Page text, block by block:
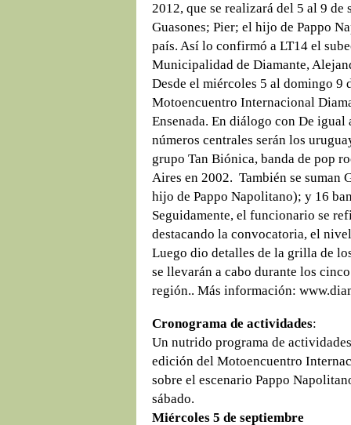
2012, que se realizará del 5 al 9 de
Guasones; Pier; el hijo de Pappo
país. Así lo confirmó a LT14 el
Municipalidad de Diamante,
Desde el miércoles 5 al domingo 9
Motoencuentro Internacional
Ensenada. En diálogo con De
números centrales serán los
grupo Tan Biónica, banda de pop
Aires en 2002. También se suman
hijo de Pappo Napolitano); y 16
Seguidamente, el funcionario se
destacando la convocatoria, el
Luego dio detalles de la grilla de
se llevarán a cabo durante los
región.. Más información:
Cronograma de actividades:
Un nutrido programa de
edición del Motoencuentro
sobre el escenario Pappo
sábado.
Miércoles 5 de septiembre